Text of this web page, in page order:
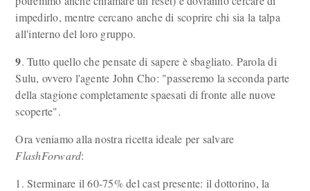
impedirlo, mentre cercano anche di scoprire chi sia la talpa
all'interno del loro gruppo.
9. Tutto quello che pensate di sapere è sbagliato. Parola di
Sulu, ovvero l'agente John Cho: "passeremo la seconda parte
della stagione completamente spaesati di fronte alle nuove
scoperte".
Ora veniamo alla nostra ricetta ideale per salvare
FlashForward:
1. Sterminare il 60-75% del cast presente: il dottorino, la